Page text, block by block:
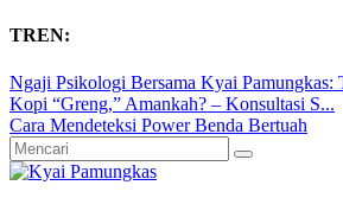
TREN:
Ngaji Psikologi Bersama Kyai
Kopi “Greng,” Amankah? – Konsultasi S...
Cara Mendeteksi Power Benda Bertuah